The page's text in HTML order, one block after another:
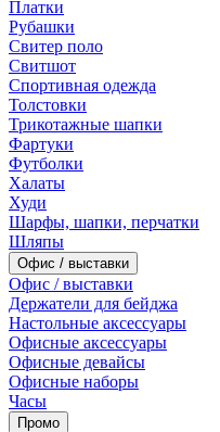
Платки
Рубашки
Свитер поло
Свитшот
Спортивная одежда
Толстовки
Трикотажные шапки
Фартуки
Футболки
Халаты
Худи
Шарфы, шапки, перчатки
Шляпы
Офис / выставки
Офис / выставки
Держатели для бейджа
Настольные аксессуары
Офисные аксессуары
Офисные девайсы
Офисные наборы
Часы
Промо